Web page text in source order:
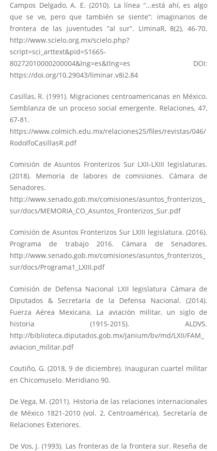
Campos Delgado, A. E. (2010). La línea “...está ahí, es algo
que se ve, pero que también se siente”: imaginarios de
frontera de las juventudes “al sur”. LiminaR, 8(2), 46-70.
http://www.scielo.org.mx/scielo.php?
script=sci_arttext&pid=S1665-
80272010000200004&lng=es&tlng=es DOI:
https://doi.org/10.29043/liminar.v8i2.84
Casillas, R. (1991). Migraciones centroamericanas en México.
Semblanza de un proceso social emergente. Relaciones, 47,
67-81.
https://www.colmich.edu.mx/relaciones25/files/revistas/046/
RodolfoCasillasR.pdf
Comisión de Asuntos Fronterizos Sur LXII-LXIII legislaturas.
(2018). Memoria de labores de comisiones. Cámara de
Senadores.
http://www.senado.gob.mx/comisiones/asuntos_fronterizos_
sur/docs/MEMORIA_CO_Asuntos_Fronterizos_Sur.pdf
Comisión de Asuntos Fronterizos Sur LXIII legislatura. (2016).
Programa de trabajo 2016. Cámara de Senadores.
http://www.senado.gob.mx/comisiones/asuntos_fronterizos_
sur/docs/Programa1_LXIII.pdf
Comisión de Defensa Nacional LXII legislatura Cámara de
Diputados & Secretaría de la Defensa Nacional. (2014).
Fuerza Aérea Mexicana. La aviación militar, un siglo de
historia (1915-2015). ALDVS.
http://biblioteca.diputados.gob.mx/janium/bv/md/LXII/FAM_
aviacion_militar.pdf
Coutiño, G. (2018, 9 de diciembre). Inauguran cuartel militar
en Chicomuselo. Meridiano 90.
De Vega, M. (2011). Historia de las relaciones internacionales
de México 1821-2010 (vol. 2, Centroamérica). Secretaría de
Relaciones Exteriores.
De Vos, J. (1993). Las fronteras de la frontera sur. Reseña de